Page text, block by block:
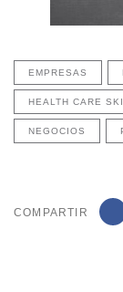
EMPRESAS
HEALTH CARE
NEGOCIOS
COMPARTIR